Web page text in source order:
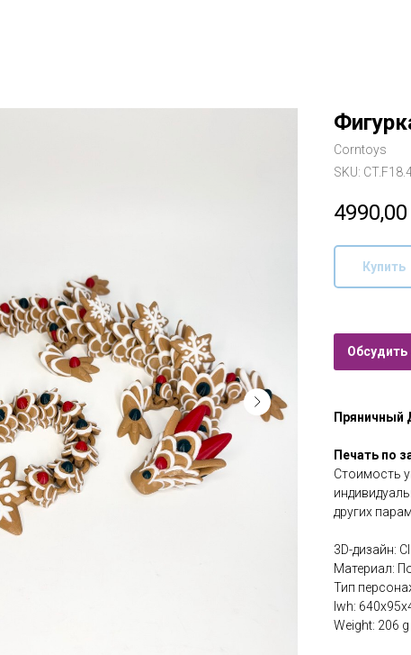
Corntoys
SKU:
4990,00
Купить
Обсудить
Пряничный
Печать по
Стоимость
других
3D-дизайн:
Материал:
Тип
lwh:
Weight: 206 g